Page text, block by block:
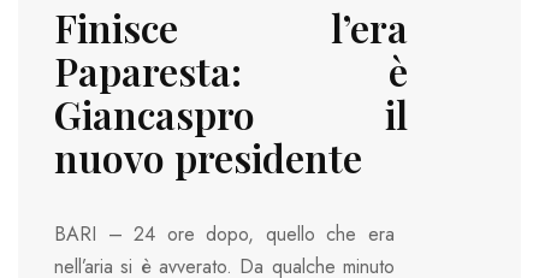
Finisce l’era
Paparesta: è
Giancaspro il
nuovo presidente
BARI – 24 ore dopo, quello che era
nell’aria si è avverato. Da qualche minuto